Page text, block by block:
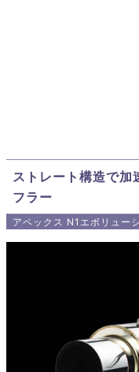
ストレート構造で
フラー
アペックス N1エボリュー